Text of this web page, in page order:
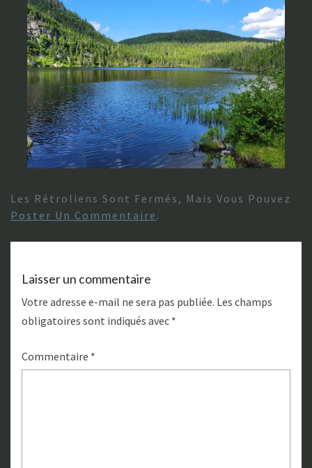
Les Rétroliens Sont Fermés, Mais Vous Pouvez
Poster Un Commentaire .
Laisser un commentaire
Votre adresse e-mail ne sera pas publiée. Les champs
obligatoires sont indiqués avec *
Commentaire *